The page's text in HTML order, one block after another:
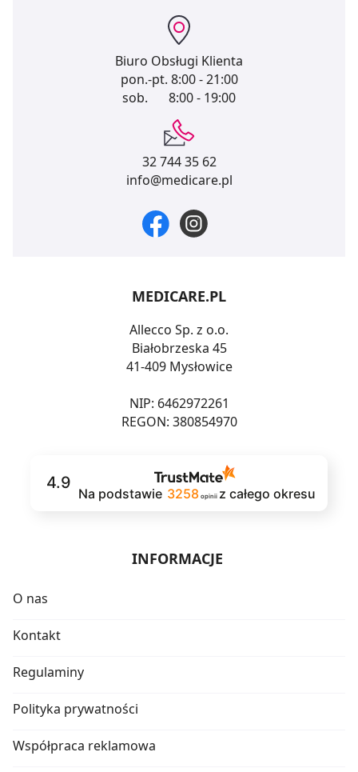
Biuro Obsługi Klienta
pon.-pt. 8:00 - 21:00
sob.
8:00 - 19:00
32 744 35 62
info@medicare.pl
MEDICARE.PL
Allecco Sp. z o.o.
Białobrzeska 45
41-409 Mysłowice
NIP: 6462972261
REGON: 380854970
4.9
Na podstawie 3258 opinii z całego okresu
INFORMACJE
O nas
Kontakt
Regulaminy
Polityka prywatności
Współpraca reklamowa